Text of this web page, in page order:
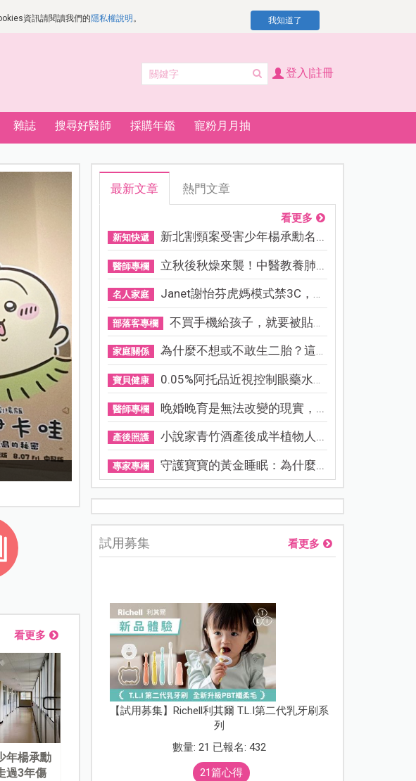
資訊請閱讀我們的隱私權說明 。 我知道了
登入|註冊
雜誌 搜尋好醫師 採購年鑑 寵粉月月抽
資優教育15問！師鐸獎名師陳宥妤：資優教育的核心，不是成
看更多
年楊承勳
過3年傷
最新文章 熱門文章
看更多
新知快遞 新北割頸案受害少年楊承勳名...
醫師專欄 立秋後秋燥來襲！中醫教養肺...
名人家庭 Janet謝怡芬虎媽模式禁3C，看...
部落客專欄 不買手機給孩子，就要被貼「...
家庭關係 為什麼不想或不敢生二胎？這8...
寶貝健康 0.05%阿托品近視控制眼藥水納...
醫師專欄 晚婚晚育是無法改變的現實，...
產後照護 小說家青竹酒產後成半植物人...
專家專欄 守護寶寶的黃金睡眠：為什麼...
試用募集 看更多
【試用募集】Richell利其爾 T.L.I第二代乳牙刷系
列
數量: 21 已報名: 432
21篇心得